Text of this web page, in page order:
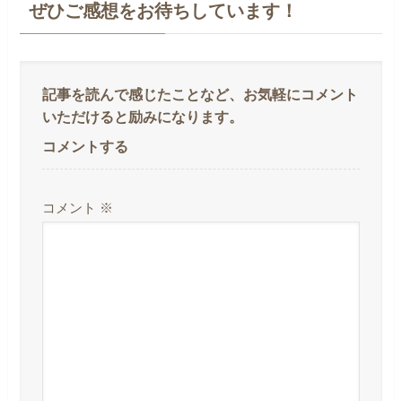
ぜひご感想をお待ちしています！
コメントする
コメント ※